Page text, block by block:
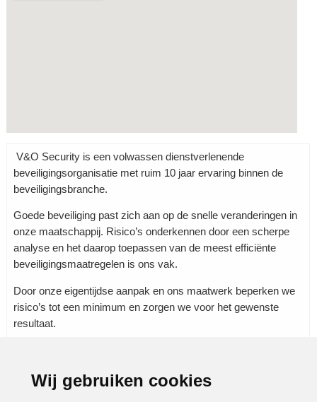
Wij gebruiken cookies
V&O Security is een volwassen dienstverlenende
beveiligingsorganisatie met ruim 10 jaar ervaring binnen de
beveiligingsbranche.
Goede beveiliging past zich aan op de snelle veranderingen in
onze maatschappij. Risico’s onderkennen door een scherpe
analyse en het daarop toepassen van de meest efficiënte
beveiligingsmaatregelen is ons vak.
Door onze eigentijdse aanpak en ons maatwerk beperken we
risico’s tot een minimum en zorgen we voor het gewenste
resultaat.